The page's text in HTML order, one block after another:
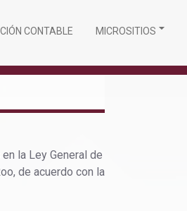
CONTABLE MICROSITIOS
la Ley General de
de acuerdo con la